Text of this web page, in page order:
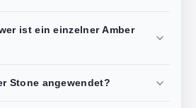
ist ein einzelner Amber
Stone angewendet?